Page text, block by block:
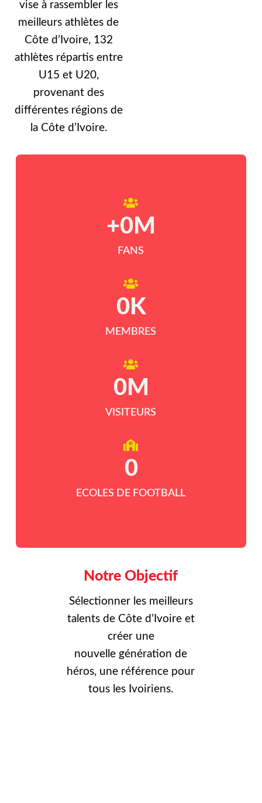
vise à rassembler les
meilleurs athlètes de
Côte d’Ivoire, 132
athlètes répartis entre
U15 et U20,
provenant des
différentes régions de
la Côte d’Ivoire.
FANS
+0 M
MEMBRES
0K
VISITEURS
0M
ECOLES DE FOOTBALL
0
Notre Objectif
Sélectionner les meilleurs
talents de Côte d’Ivoire et
créer une
nouvelle génération de
héros, une référence pour
tous les Ivoiriens.